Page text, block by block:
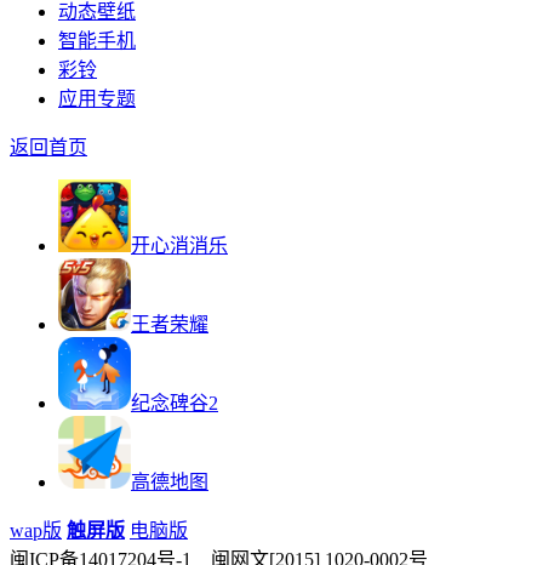
动态壁纸
智能手机
彩铃
应用专题
返回首页
开心消消乐
王者荣耀
纪念碑谷2
高德地图
wap版 触屏版 电脑版
闽ICP备14017204号-1 闽网文[2015] 1020-0002号